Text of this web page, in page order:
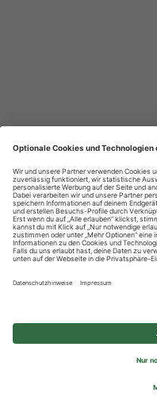
© 2026 REWE